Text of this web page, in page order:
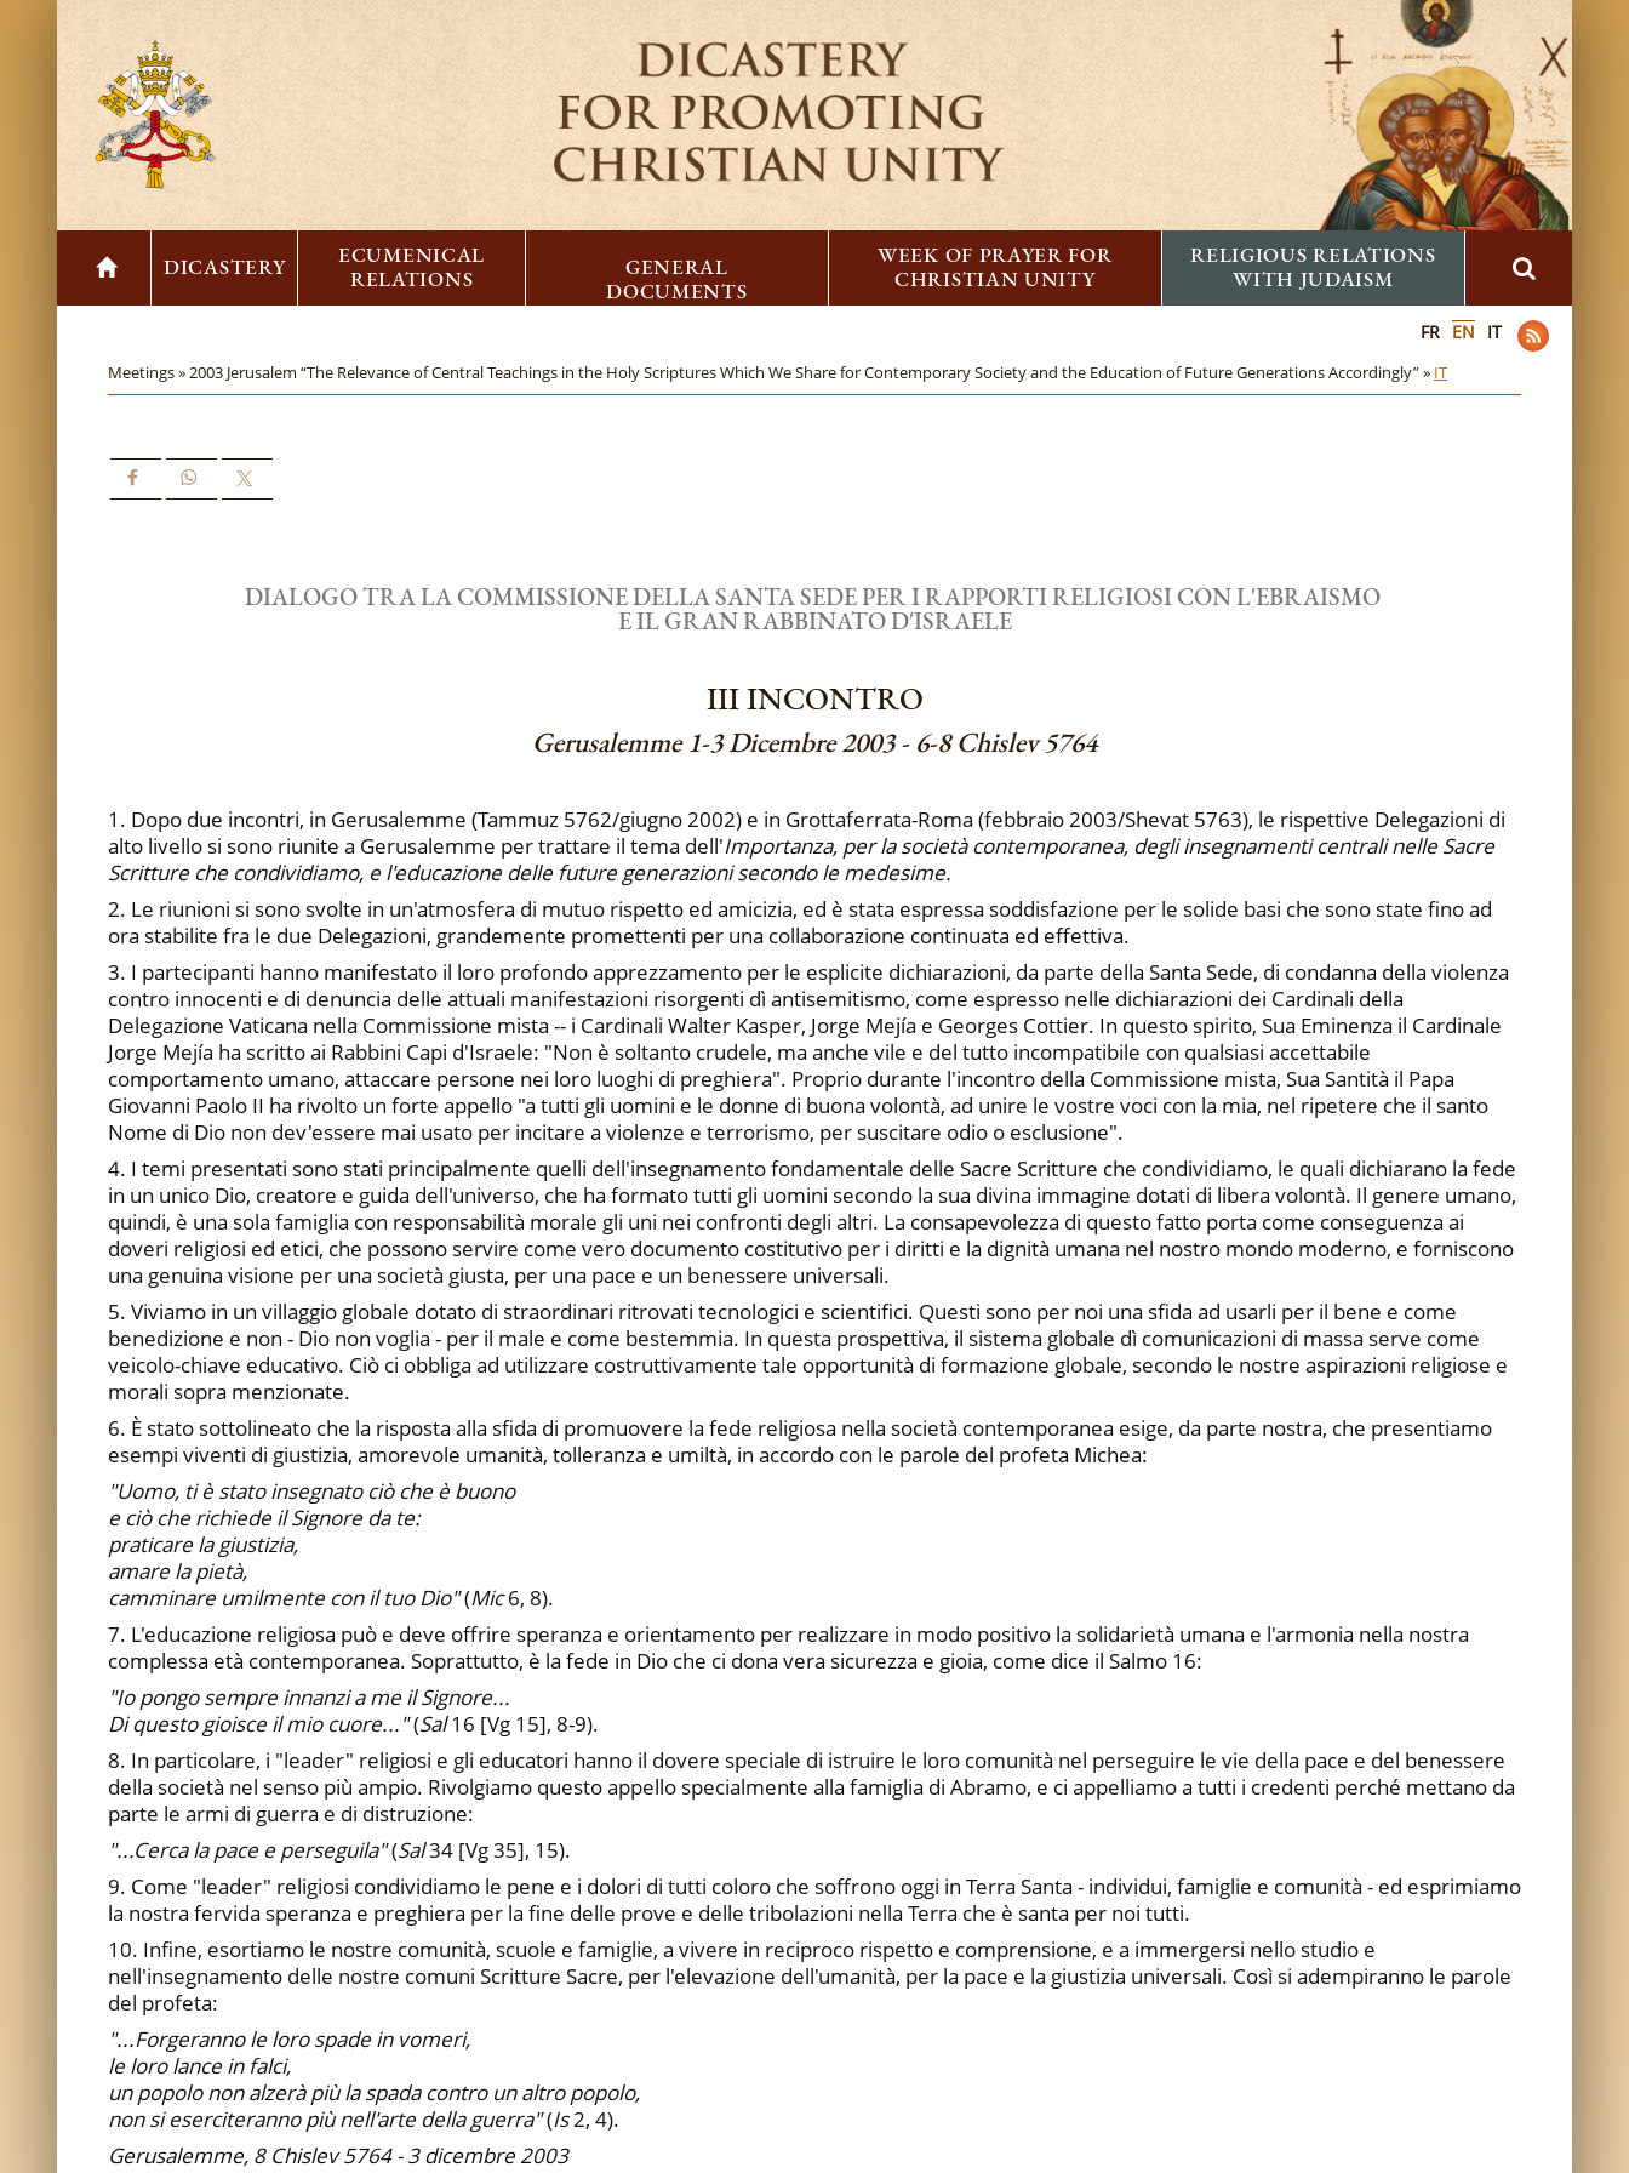
DICASTERY
ECUMENICAL
RELATIONS
GENERAL
DOCUMENTS
WEEK OF PRAYER FOR
CHRISTIAN UNITY
RELIGIOUS RELATIONS
WITH JUDAISM
FR EN IT
Meetings »2003 Jerusalem “The Relevance of Central Teachings in the Holy Scriptures Which We Share for Contemporary Society and the Education of Future Generations Accordingly” » IT
DIALOGO TRA LA COMMISSIONE DELLA SANTA SEDE PER I RAPPORTI RELIGIOSI CON L'EBRAISMO
E IL GRAN RABBINATO D'ISRAELE
III INCONTRO
Gerusalemme 1-3 Dicembre 2003 - 6-8 Chislev 5764
1. Dopo due incontri, in Gerusalemme (Tammuz 5762/giugno 2002) e in Grottaferrata-Roma (febbraio 2003/Shevat 5763), le rispettive Delegazioni di
alto livello si sono riunite a Gerusalemme per trattare il tema dell'Importanza, per la società contemporanea, degli insegnamenti centrali nelle Sacre
Scritture che condividiamo, e l'educazione delle future generazioni secondo le medesime.
2. Le riunioni si sono svolte in un'atmosfera di mutuo rispetto ed amicizia, ed è stata espressa soddisfazione per le solide basi che sono state fino ad
ora stabilite fra le due Delegazioni, grandemente promettenti per una collaborazione continuata ed effettiva.
3. I partecipanti hanno manifestato il loro profondo apprezzamento per le esplicite dichiarazioni, da parte della Santa Sede, di condanna della violenza
contro innocenti e di denuncia delle attuali manifestazioni risorgenti dì antisemitismo, come espresso nelle dichiarazioni dei Cardinali della
Delegazione Vaticana nella Commissione mista -- i Cardinali Walter Kasper, Jorge Mejía e Georges Cottier. In questo spirito, Sua Eminenza il Cardinale
Jorge Mejía ha scritto ai Rabbini Capi d'Israele: "Non è soltanto crudele, ma anche vile e del tutto incompatibile con qualsiasi accettabile
comportamento umano, attaccare persone nei loro luoghi di preghiera". Proprio durante l'incontro della Commissione mista, Sua Santità il Papa
Giovanni Paolo II ha rivolto un forte appello "a tutti gli uomini e le donne di buona volontà, ad unire le vostre voci con la mia, nel ripetere che il santo
Nome di Dio non dev'essere mai usato per incitare a violenze e terrorismo, per suscitare odio o esclusione".
4. I temi presentati sono stati principalmente quelli dell'insegnamento fondamentale delle Sacre Scritture che condividiamo, le quali dichiarano la fede
in un unico Dio, creatore e guida dell'universo, che ha formato tutti gli uomini secondo la sua divina immagine dotati di libera volontà. Il genere umano,
quindi, è una sola famiglia con responsabilità morale gli uni nei confronti degli altri. La consapevolezza di questo fatto porta come conseguenza ai
doveri religiosi ed etici, che possono servire come vero documento costitutivo per i diritti e la dignità umana nel nostro mondo moderno, e forniscono
una genuina visione per una società giusta, per una pace e un benessere universali.
5. Viviamo in un villaggio globale dotato di straordinari ritrovati tecnologici e scientifici. Questi sono per noi una sfida ad usarli per il bene e come
benedizione e non - Dio non voglia - per il male e come bestemmia. In questa prospettiva, il sistema globale dì comunicazioni di massa serve come
veicolo-chiave educativo. Ciò ci obbliga ad utilizzare costruttivamente tale opportunità di formazione globale, secondo le nostre aspirazioni religiose e
morali sopra menzionate.
6. È stato sottolineato che la risposta alla sfida di promuovere la fede religiosa nella società contemporanea esige, da parte nostra, che presentiamo
esempi viventi di giustizia, amorevole umanità, tolleranza e umiltà, in accordo con le parole del profeta Michea:
"Uomo, ti è stato insegnato ciò che è buono
e ciò che richiede il Signore da te:
praticare la giustizia,
amare la pietà,
camminare umilmente con il tuo Dio"(Mic6, 8).
7. L'educazione religiosa può e deve offrire speranza e orientamento per realizzare in modo positivo la solidarietà umana e l'armonia nella nostra
complessa età contemporanea. Soprattutto, è la fede in Dio che ci dona vera sicurezza e gioia, come dice il Salmo 16:
"Io pongo sempre innanzi a me il Signore...
Di questo gioisce il mio cuore..."(Sal16 [Vg 15], 8-9).
8. In particolare, i "leader" religiosi e gli educatori hanno il dovere speciale di istruire le loro comunità nel perseguire le vie della pace e del benessere
della società nel senso più ampio. Rivolgiamo questo appello specialmente alla famiglia di Abramo, e ci appelliamo a tutti i credenti perché mettano da
parte le armi di guerra e di distruzione:
"...Cerca la pace e perseguila"(Sal34 [Vg 35], 15).
9. Come "leader" religiosi condividiamo le pene e i dolori di tutti coloro che soffrono oggi in Terra Santa - individui, famiglie e comunità - ed esprimiamo
la nostra fervida speranza e preghiera per la fine delle prove e delle tribolazioni nella Terra che è santa per noi tutti.
10. Infine, esortiamo le nostre comunità, scuole e famiglie, a vivere in reciproco rispetto e comprensione, e a immergersi nello studio e
nell'insegnamento delle nostre comuni Scritture Sacre, per l'elevazione dell'umanità, per la pace e la giustizia universali. Così si adempiranno le parole
del profeta:
"...Forgeranno le loro spade in vomeri,
le loro lance in falci,
un popolo non alzerà più la spada contro un altro popolo,
non si eserciteranno più nell'arte della guerra"(Is2, 4).
Gerusalemme, 8 Chislev 5764 - 3 dicembre 2003